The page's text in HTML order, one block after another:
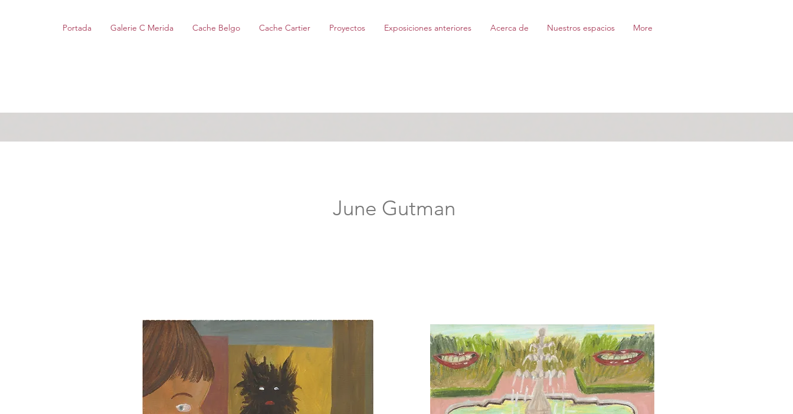
Portada Galerie C Merida Cache Belgo Cache Cartier Proyectos Exposiciones anteriores Acerca de Nuestros espacios More
June Gutman